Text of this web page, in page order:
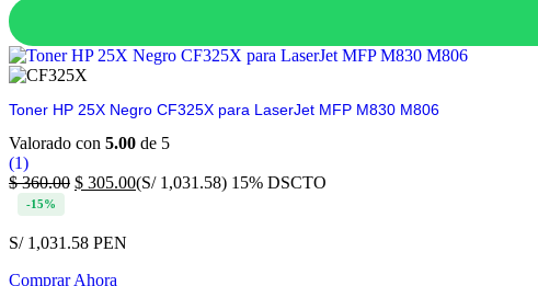
Toner HP 25X Negro CF325X para LaserJet MFP M830 M806
Valorado con 5.00 de 5
(1)
$360.00 $ 305.00(S/ 1,031.58) 15% DSCTO
-15%
S/ 1,031.58 PEN
Comprar Ahora